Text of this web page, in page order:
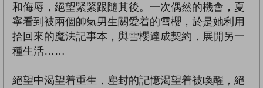
和侮辱，絕望緊緊跟隨其後。一次偶然的機會，夏
寧看到被兩個帥氣男生關愛着的雪櫻，於是她利用
拾回來的魔法記事本，與雪櫻達成契約，展開另一
種生活……
絕望中渴望着重生，塵封的記憶渴望着被喚醒，絕